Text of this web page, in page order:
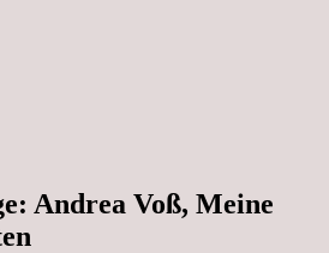
Andrea Voß, Meine